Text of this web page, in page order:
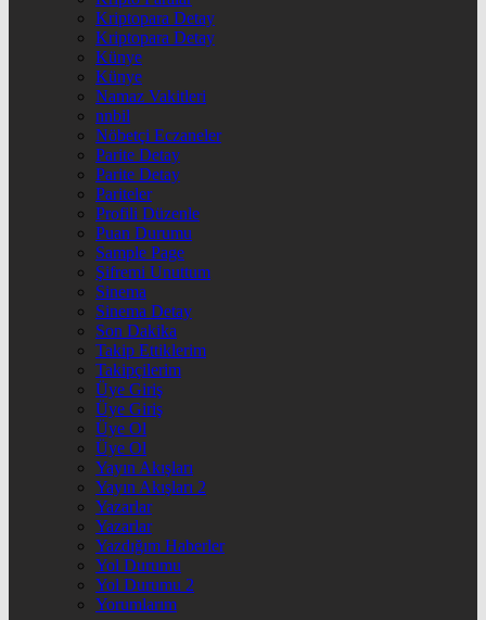
Kriptopara Detay
Kriptopara Detay
Künye
Künye
Namaz Vakitleri
nnbil
Nöbetçi Eczaneler
Parite Detay
Parite Detay
Pariteler
Profili Düzenle
Puan Durumu
Sample Page
Şifremi Unuttum
Sinema
Sinema Detay
Son Dakika
Takip Ettiklerim
Takipçilerim
Üye Giriş
Üye Giriş
Üye Ol
Üye Ol
Yayın Akışları
Yayın Akışları 2
Yazarlar
Yazarlar
Yazdığım Haberler
Yol Durumu
Yol Durumu 2
Yorumlarım